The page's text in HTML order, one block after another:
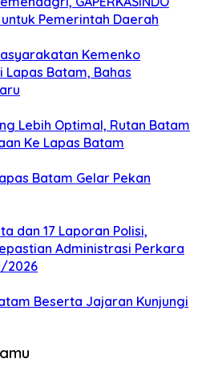
Pemerintah Daerah
Kemenko
Lapas Batam, Bahas
Lebih Optimal, Rutan Batam
Ke Lapas Batam
Batam Gelar Pekan
dan 17 Laporan Polisi,
Administrasi Perkara
2026
Beserta Jajaran Kunjungi